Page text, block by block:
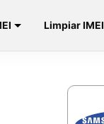
Limpiar IMEI